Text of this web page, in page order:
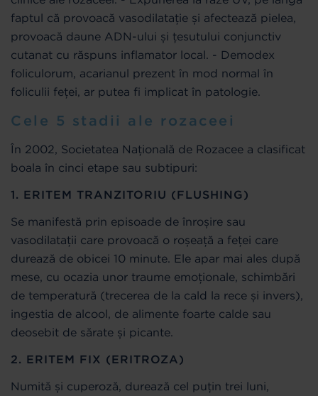
faptul că provoacă vasodilatație și afectează pielea,
provoacă daune ADN-ului și țesutului conjunctiv
cutanat cu răspuns inflamator local. - Demodex
foliculorum, acarianul prezent în mod normal în
foliculii feței, ar putea fi implicat în patologie.
Cele 5 stadii ale rozaceei
În 2002, Societatea Națională de Rozacee a clasificat
boala în cinci etape sau subtipuri:
1. ERITEM TRANZITORIU (FLUSHING)
Se manifestă prin episoade de înroșire sau
vasodilatații care provoacă o roșeață a feței care
durează de obicei 10 minute. Ele apar mai ales după
mese, cu ocazia unor traume emoționale, schimbări
de temperatură (trecerea de la cald la rece și invers),
ingestia de alcool, de alimente foarte calde sau
deosebit de sărate și picante.
2. ERITEM FIX (ERITROZA)
Numită și cuperoză, durează cel puțin trei luni,